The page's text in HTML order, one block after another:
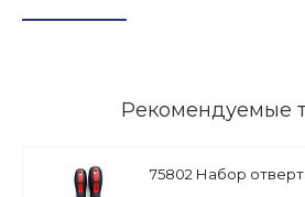
Рекомендуемые
75802 Набор